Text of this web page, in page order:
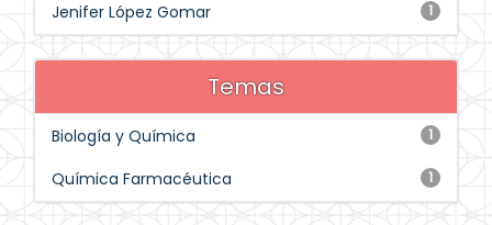
1
Jenifer López Gomar
Temas
1
Biología y Química
1
Química Farmacéutica